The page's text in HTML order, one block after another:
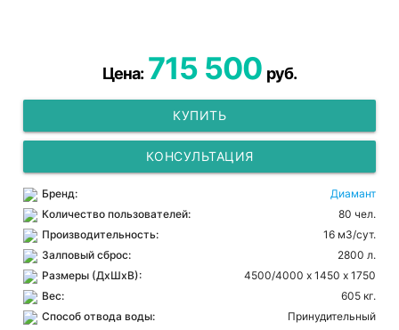
Цена: 715 500 руб.
КУПИТЬ
КОНСУЛЬТАЦИЯ
Бренд:
Диамант
Количество пользователей:
80 чел.
Производительность:
16 м3/сут.
Залповый сброс:
2800 л.
Размеры (ДхШхВ):
4500/4000 х 1450 х 1750
Вес:
605 кг.
Способ отвода воды:
Принудительный